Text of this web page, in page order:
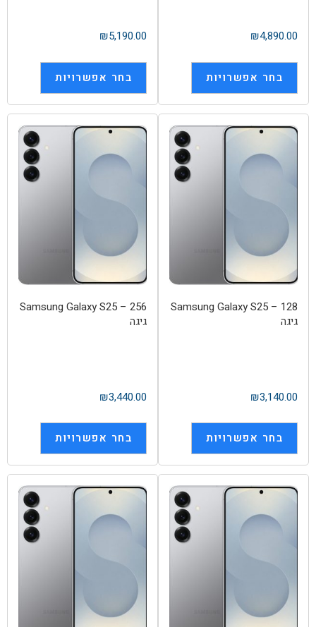
₪4,890.00
בחר אפשרויות
₪5,190.00
בחר אפשרויות
Samsung Galaxy S25 – 128
גיגה
₪3,140.00
בחר אפשרויות
Samsung Galaxy S25 – 256
גיגה
₪3,440.00
בחר אפשרויות